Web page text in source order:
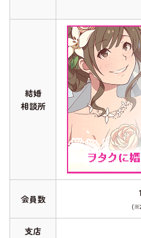
結婚
相談所
会員数
支店